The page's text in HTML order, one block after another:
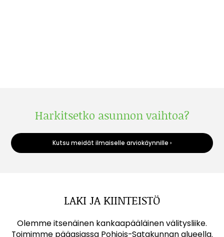
Harkitsetko asunnon vaihtoa?
Kutsu meidät ilmaiselle arviokäynnille ›
LAKI JA KIINTEISTÖ
Olemme itsenäinen kankaapääläinen välitysliike.
Toimimme pääasiassa Pohjois-Satakunnan alueella.